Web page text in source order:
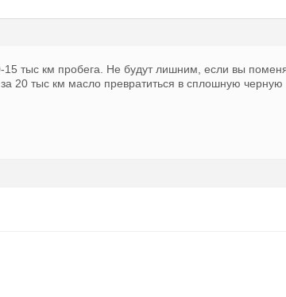
тыс км пробега. Не будут лишним, если вы
20 тыс км масло превратиться в сплошную черную